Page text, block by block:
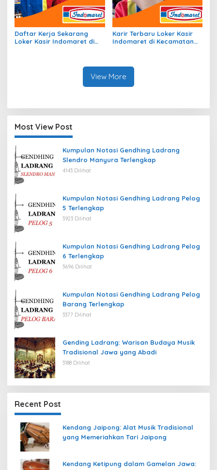
Daftar Kerja Sekarang
Loker Kasir Indomaret di
Karir Terbaru Loker Kasir
Indomaret di Kecamatan
View More
Most View Post
Kumpulan Notasi Gendhing Ladrang
Slendro Manyura Terlengkap
4143 Dilihat
Kumpulan Notasi Gendhing Ladrang Pelog
5 Terlengkap
3923 Dilihat
Kumpulan Notasi Gendhing Ladrang Pelog
6 Terlengkap
3696 Dilihat
Kumpulan Notasi Gendhing Ladrang Pelog
Barang Terlengkap
3377 Dilihat
Gending Ladrang: Warisan Budaya Musik
Tradisional Jawa yang Abadi
3188 Dilihat
Recent Post
Kendang Jaipong: Alat Musik Tradisional
yang Memeriahkan Tari Jaipong
Kendang Ketipung dalam Gamelan Jawa: